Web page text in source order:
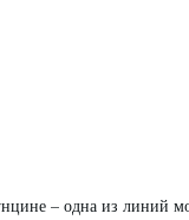
– одна из линий